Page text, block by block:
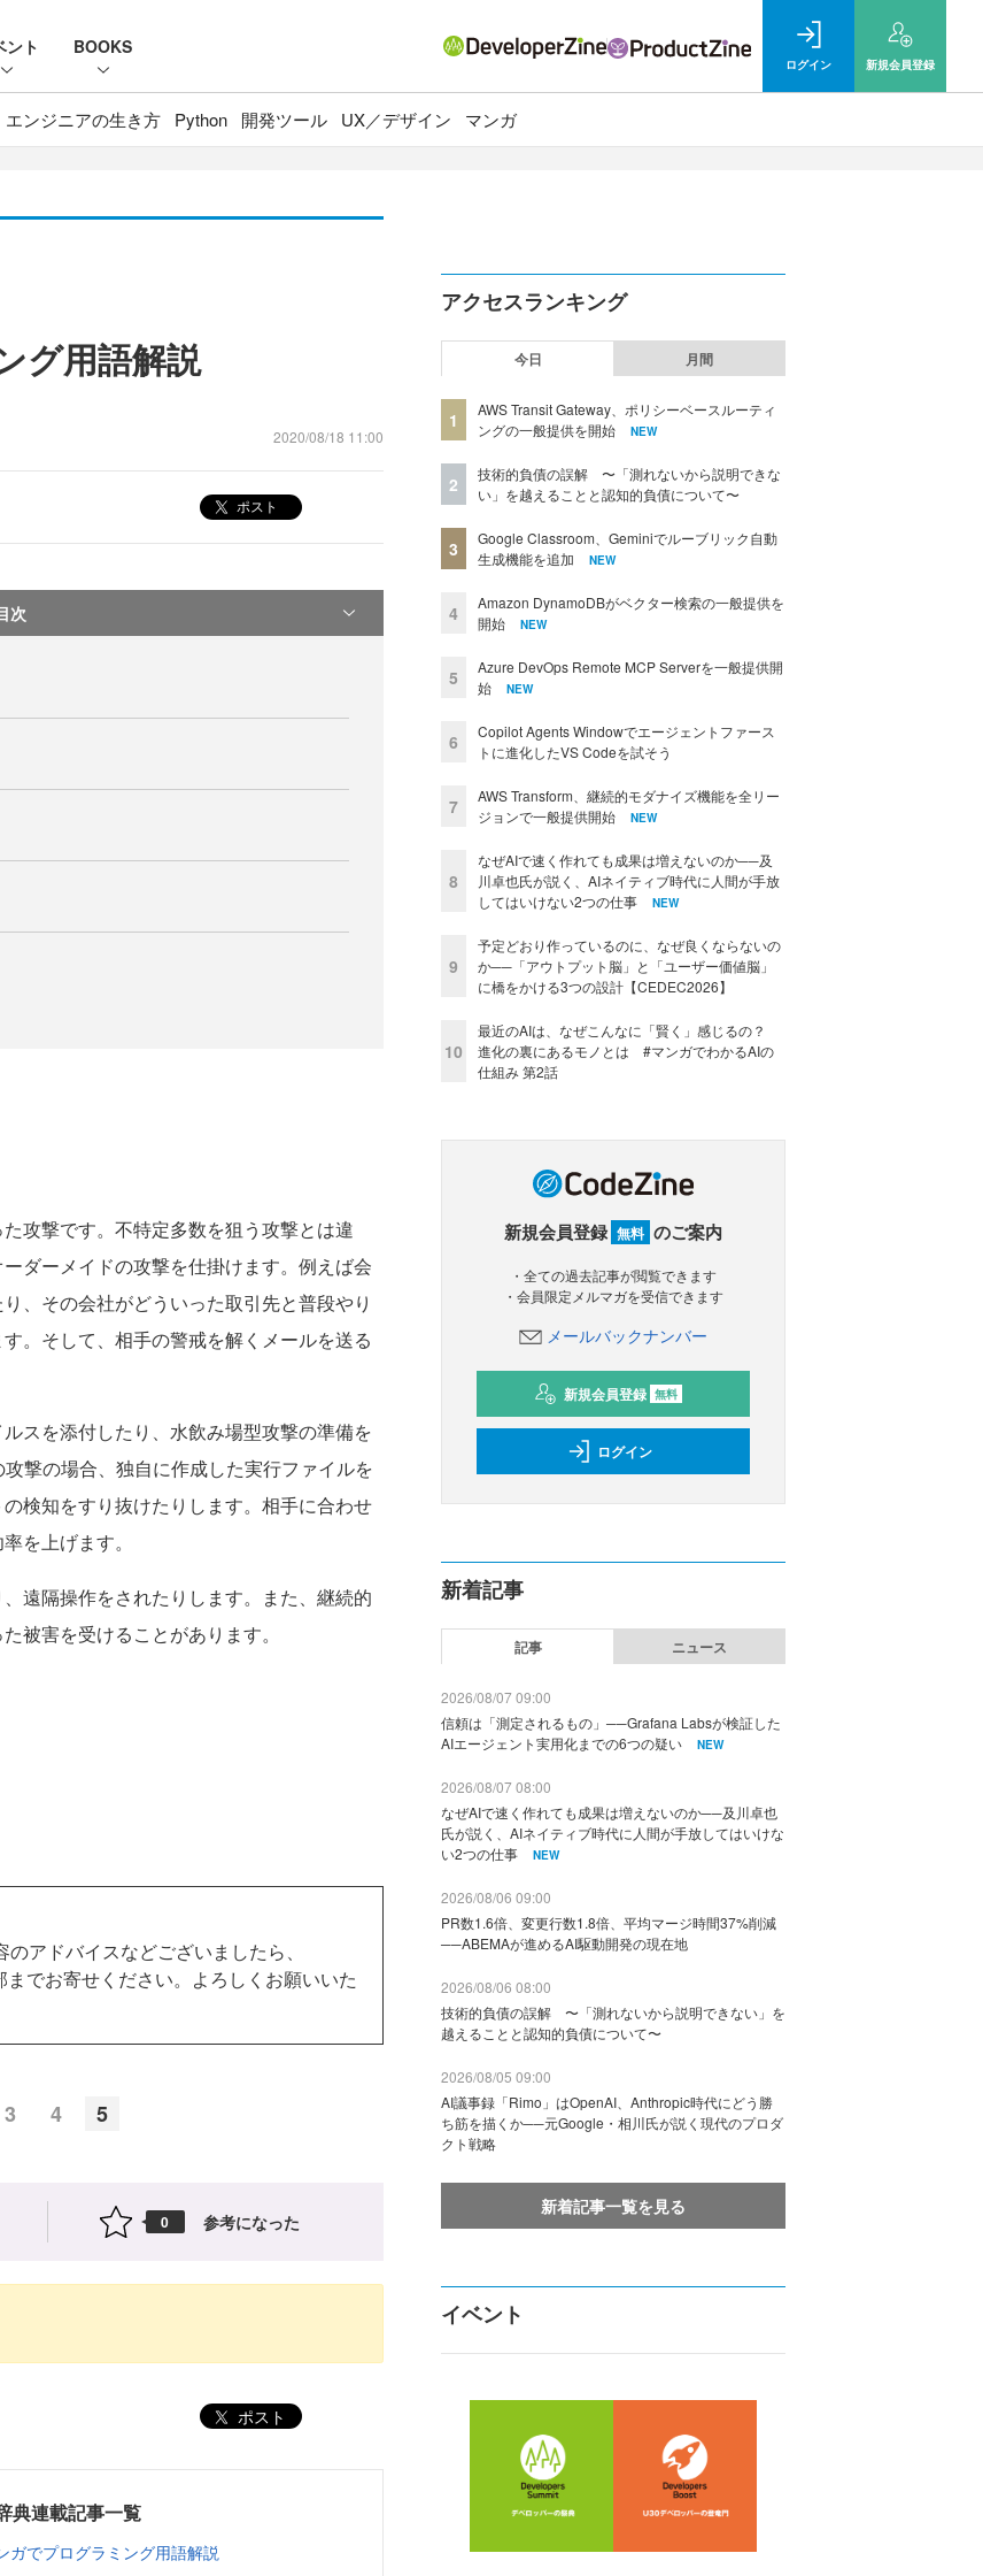
ント BOOKS
ログイン 新規会員登録
エンジニアの生き方 Python 開発ツール UX／デザイン マンガ
グ用語解説
2020/08/18 11:00
ポスト
次
攻撃です。不特定多数を狙う攻撃とは違
ダーメイドの攻撃を仕掛けます。例えば会
、その会社がどういった取引先と普段やり
。そして、相手の警戒を解くメールを送る
スを添付したり、水飲み場型攻撃の準備を
撃の場合、独自に作成した実行ファイルを
検知をすり抜けたりします。相手に合わせ
を上げます。
遠隔操作をされたりします。また、継続的
被害を受けることがあります。
アドバイスなどございましたら、
でお寄せください。よろしくお願いいた
3 4 5
0 参考になった
ポスト
典連載記事一覧
ガでプログラミング用語解説
アクセスランキング
今日 月間
1
AWS Transit Gateway、ポリシーベースルーティ
ングの一般提供を開始
NEW
2
技術的負債の誤解 〜「測れないから説明できな
い」を越えることと認知的負債について〜
3
Google Classroom、Geminiでルーブリック自動
生成機能を追加
NEW
4
Amazon DynamoDBがベクター検索の一般提供を
開始
NEW
5
Azure DevOps Remote MCP Serverを一般提供開
始
NEW
6
Copilot Agents Windowでエージェントファース
トに進化したVS Codeを試そう
7
AWS Transform、継続的モダナイズ機能を全リー
ジョンで一般提供開始
NEW
8
なぜAIで速く作れても成果は増えないのか──及
川卓也氏が説く、AIネイティブ時代に人間が手放
してはいけない2つの仕事
NEW
9
予定どおり作っているのに、なぜ良くならないの
か──「アウトプット脳」と「ユーザー価値脳」
に橋をかける3つの設計【CEDEC2026】
10
最近のAIは、なぜこんなに「賢く」感じるの？
進化の裏にあるモノとは #マンガでわかるAIの
仕組み 第2話
新規会員登録 無料 のご案内
・全ての過去記事が閲覧できます
・会員限定メルマガを受信できます
メールバックナンバー
新規会員登録 無料
ログイン
新着記事
記事 ニュース
2026/08/07 09:00
信頼は「測定されるもの」──Grafana Labsが検証した
AIエージェント実用化までの6つの疑い
NEW
2026/08/07 08:00
なぜAIで速く作れても成果は増えないのか──及川卓也
氏が説く、AIネイティブ時代に人間が手放してはいけな
い2つの仕事
NEW
2026/08/06 09:00
PR数1.6倍、変更行数1.8倍、平均マージ時間37%削減
──ABEMAが進めるAI駆動開発の現在地
2026/08/06 08:00
技術的負債の誤解 〜「測れないから説明できない」を
越えることと認知的負債について〜
2026/08/05 09:00
AI議事録「Rimo」はOpenAI、Anthropic時代にどう勝
ち筋を描くか──元Google・相川氏が説く現代のプロダ
クト戦略
新着記事一覧を見る
イベント